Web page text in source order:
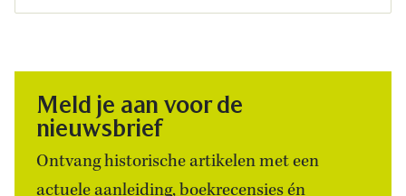
Meld je aan voor de
nieuwsbrief
Ontvang historische artikelen met een
actuele aanleiding, boekrecensies én